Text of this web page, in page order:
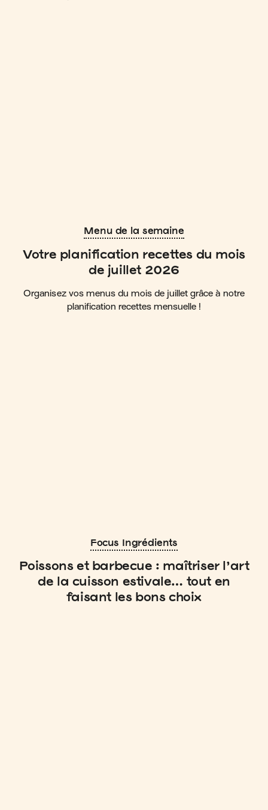
Menu de la semaine
Votre planification recettes du mois
de juillet 2026
Organisez vos menus du mois de juillet grâce à notre
planification recettes mensuelle !
Focus Ingrédients
Poissons et barbecue : maîtriser l’art
de la cuisson estivale… tout en
faisant les bons choix